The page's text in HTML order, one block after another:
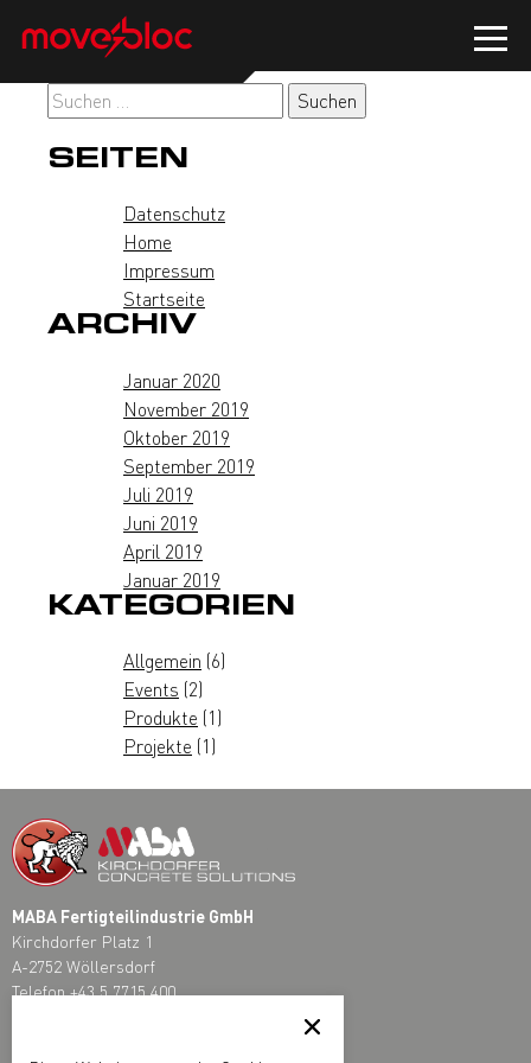
Inhalt
Suchen
nach:
SEITEN
Datenschutz
Home
Impressum
Startseite
ARCHIV
Januar 2020
November 2019
Oktober 2019
September 2019
Juli 2019
Juni 2019
April 2019
Januar 2019
KATEGORIEN
Allgemein (6)
Events (2)
Produkte (1)
Projekte (1)
MABA Fertigteilindustrie GmbH
Kirchdorfer Platz 1
A-2752 Wöllersdorf
Telefon+43 5 7715 400